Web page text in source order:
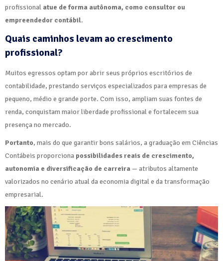
profissional atue de forma autônoma, como consultor ou
empreendedor contábil.
Quais caminhos levam ao crescimento
profissional?
Muitos egressos optam por abrir seus próprios escritórios de
contabilidade, prestando serviços especializados para empresas de
pequeno, médio e grande porte. Com isso, ampliam suas fontes de
renda, conquistam maior liberdade profissional e fortalecem sua
presença no mercado.
Portanto, mais do que garantir bons salários, a graduação em Ciências
Contábeis proporciona possibilidades reais de crescimento,
autonomia e diversificação de carreira — atributos altamente
valorizados no cenário atual da economia digital e da transformação
empresarial.